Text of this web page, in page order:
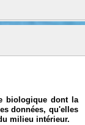
biologique dont la
données, qu'elles
milieu intérieur.